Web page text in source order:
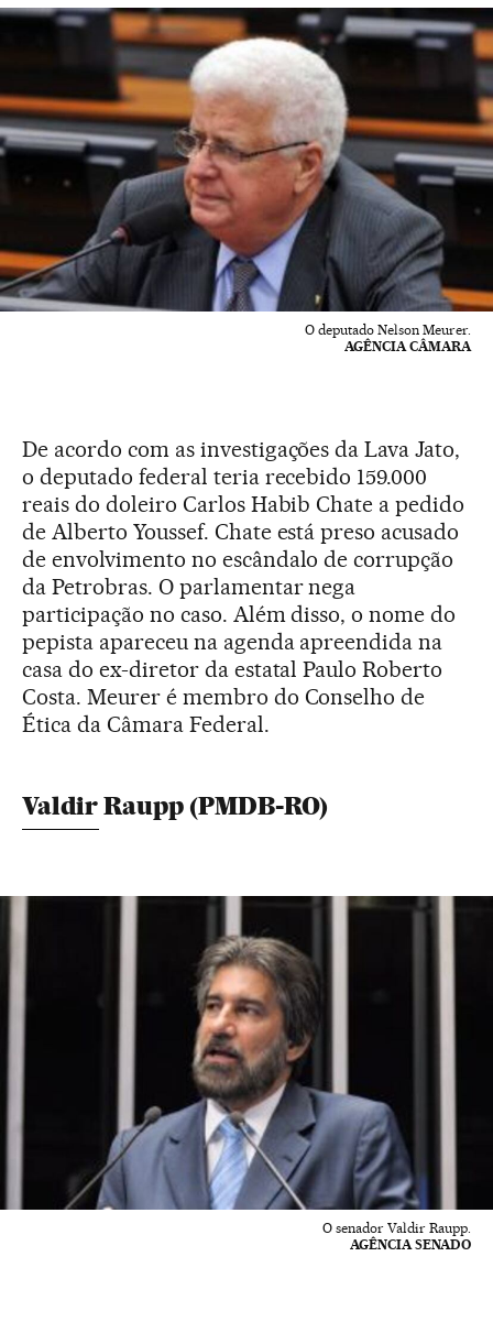
O deputado Nelson Meurer.
AGÊNCIA CÂMARA
De acordo com as investigações da Lava Jato,
o deputado federal teria recebido 159.000
reais do doleiro Carlos Habib Chate a pedido
de Alberto Youssef. Chate está preso acusado
de envolvimento no escândalo de corrupção
da Petrobras. O parlamentar nega
participação no caso. Além disso, o nome do
pepista apareceu na agenda apreendida na
casa do ex-diretor da estatal Paulo Roberto
Costa. Meurer é membro do Conselho de
Ética da Câmara Federal.
Valdir Raupp (PMDB-RO)
O senador Valdir Raupp.
AGÊNCIA SENADO